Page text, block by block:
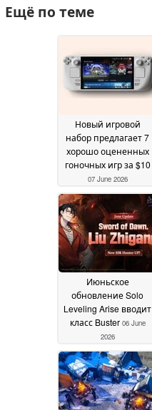
Ещё по теме
Новый игровой
набор предлагает 7
хорошо оцененных
гоночных игр за $10
07 June 2026
Июньское
обновление Solo
Leveling Arise вводит
класс Buster 06 June
2026